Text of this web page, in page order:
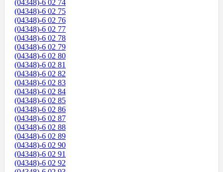
(04348)-6 02 74
(04348)-6 02 75
(04348)-6 02 76
(04348)-6 02 77
(04348)-6 02 78
(04348)-6 02 79
(04348)-6 02 80
(04348)-6 02 81
(04348)-6 02 82
(04348)-6 02 83
(04348)-6 02 84
(04348)-6 02 85
(04348)-6 02 86
(04348)-6 02 87
(04348)-6 02 88
(04348)-6 02 89
(04348)-6 02 90
(04348)-6 02 91
(04348)-6 02 92